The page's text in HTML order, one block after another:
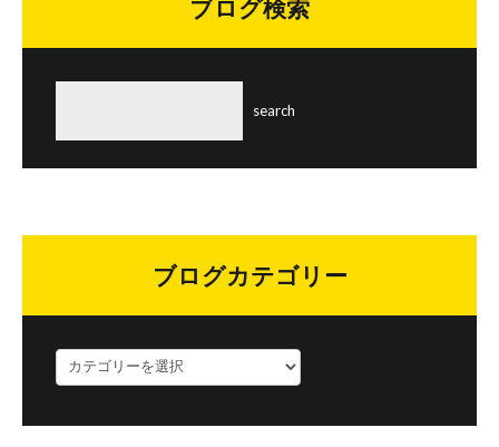
ブログ検索
ブログカテゴリー
ロ